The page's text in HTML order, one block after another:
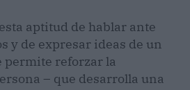
aptitud de hablar ante
y de expresar ideas de un
permite reforzar la
– que desarrolla una